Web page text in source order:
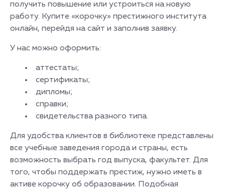
получить повышение или устроиться на новую
работу. Купите «корочку» престижного института
онлайн, перейдя на сайт и заполнив заявку.
У нас можно оформить:
аттестаты;
сертификаты;
дипломы;
справки;
свидетельства разного типа.
Для удобства клиентов в библиотеке представлены
все учебные заведения города и страны, есть
возможность выбрать год выпуска, факультет. Для
того, чтобы поддержать престиж, нужно иметь в
активе корочку об образовании. Подобная